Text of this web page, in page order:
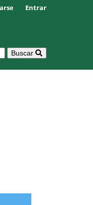
Buscar
Entrar